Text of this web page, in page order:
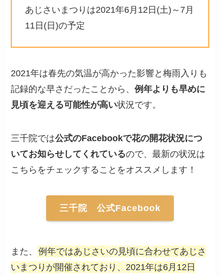
あじさいまつりは2021年6月12日(土)～7月
11日(日)の予定
2021年は春先の気温が高かった影響と梅雨入りも
記録的な早さだったことから、例年よりも早めに
見頃を迎える可能性が高い状況です。
三千院では公式のFacebookで花の開花状況につ
いてお知らせしてくれているので、最新の状況は
こちらをチェックすることをオススメします！
三千院 公式Facebook
また、例年ではあじさいの見頃に合わせてあじさ
いまつりが開催されており、2021年は6月12日